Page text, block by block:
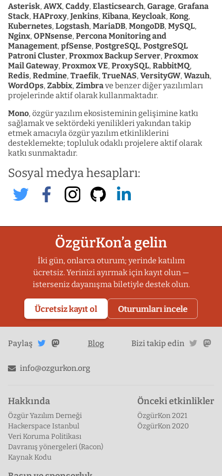
Asterisk, AWX, Caddy, Elasticsearch, Garage, Grafana
Stack, HAProxy, Jenkins, Kibana, Keycloak, Kong,
Kubernetes, Logstash, MariaDB, MongoDB, MySQL,
Nginx, OPNsense, Percona Monitoring and
Management, pfSense, PostgreSQL, PostgreSQL
Patroni Cluster, Proxmox Backup Server, Proxmox
Mail Gateway, Proxmox VE, ProxySQL, RabbitMQ,
Redis, Redmine, Traefik, TrueNAS, VersityGW, Wazuh,
WordOps, Zabbix, Zimbrave benzer diğer yazılımları
projelerinde aktif olarak kullanmaktadır.
Mono, özgür yazılım ekosisteminin gelişimine katkı
sağlamak ve sektördeki yenilikleri yakından takip
etmek amacıyla özgür yazılım etkinliklerini
desteklemekte; topluluk odaklı projelere aktif olarak
katkı sunmaktadır.
Sosyal medya hesapları:
MonoBilisim
MonoBilisim
MonoBilisim
MonoBilisim
ÖzgürKon’a gelin
İki gün, onlarca oturum; yerinde katılım
ücretsiz. Yerinizi ayırmak için kayıt olun —
isterseniz dayanışma biletiyle destek olun.
Ücretsiz kayıt ol Oturumları incele
Paylaş
Twitter'da
paylaş
Mastodon'da
Blog Bizi takip edin
info@ozgurkon.org
Hakkında
Özgür Yazılım Derneği
Hackerspace Istanbul
Veri Koruma Politikası
Davranış yönergeleri (Racon)
Kaynak Kodu
Önceki etkinlikler
ÖzgürKon 2021
ÖzgürKon 2020